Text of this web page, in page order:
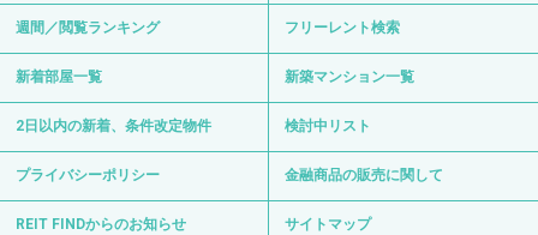
週間／閲覧ランキング フリーレント検索
新着部屋一覧 新築マンション一覧
2日以内の新着、条件改定物件 検討中リスト
プライバシーポリシー 金融商品の販売に関して
REIT FINDからのお知らせ サイトマップ